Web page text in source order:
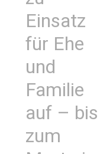
Einsatz
für Ehe
und
Familie
auf – bis
zum